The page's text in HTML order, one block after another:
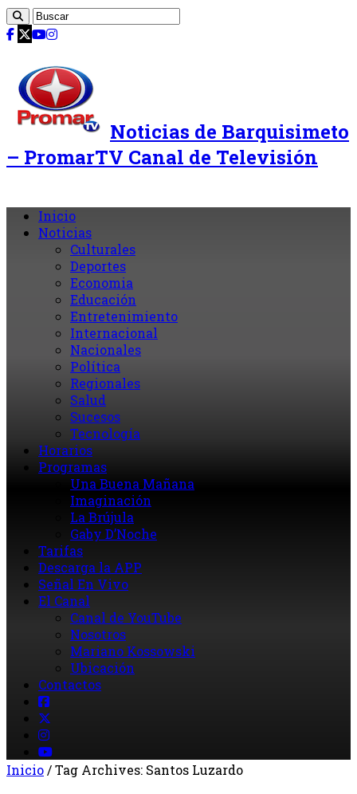
Noticias de Barquisimeto
– PromarTV Canal de Televisión
Inicio
Noticias
Culturales
Deportes
Economia
Educación
Entretenimiento
Internacional
Nacionales
Política
Regionales
Salud
Sucesos
Tecnología
Horarios
Programas
Una Buena Mañana
Imaginación
La Brújula
Gaby D’Noche
Tarifas
Descarga la APP
Señal En Vivo
El Canal
Canal de YouTube
Nosotros
Mariano Kossowski
Ubicación
Contactos
Inicio/Tag Archives: Santos Luzardo